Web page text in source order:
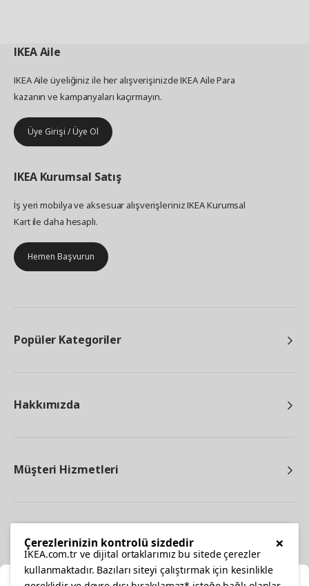
IKEAAile
IKEA Aile üyeliğiniz ile her alışverişinizde IKEA Aile Para
kazanın ve kampanyaları kaçırmayın.
Üye Girişi / Üye Ol
IKEA Kurumsal Satış
İş yeri mobilya ve aksesuar alışverişleriniz IKEA Kurumsal
Kart ile daha hesaplı.
Hemen Başvurun
Popüler Kategoriler
Hakkımızda
Müşteri Hizmetleri
×
Çerezlerinizin kontrolü sizdedir
IKEA.com.tr ve dijital ortaklarımız bu sitede çerezler
kullanmaktadır. Bazıları siteyi çalıştırmak için kesinlikle